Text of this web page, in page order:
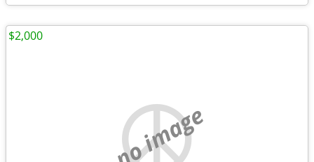
no image
$2,000